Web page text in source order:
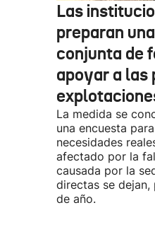
Las
preparan
conjunta de
apoyar a las
La medida se
una encuesta
necesidades
afectado por la
causada por la
directas se dejan,
de año.